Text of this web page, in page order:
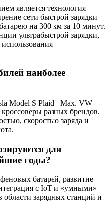
является технология
сети быстрой зарядки
на 300 км за 10 минут.
ультрабыстрой зарядки,
наиболее
Model S Plaid+ Max, VW
разных брендов.
скоростью заряда и
для
годы?
батарей, развитие
с IoT и «умными»
зарядных станций и